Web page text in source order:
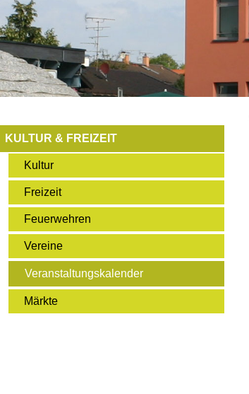
KULTUR & FREIZEIT
Kultur
Freizeit
Feuerwehren
Vereine
Veranstaltungskalender
Märkte